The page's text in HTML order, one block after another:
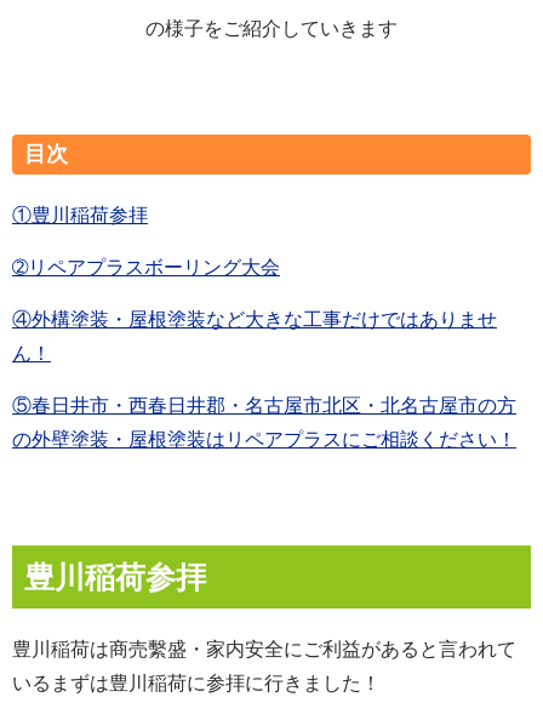
の様子をご紹介していきます
目次
①豊川稲荷参拝
➁リペアプラスボーリング大会
④外構塗装・屋根塗装など大きな工事だけではありませ
ん！
⑤春日井市・西春日井郡・名古屋市北区・北名古屋市の方
の外壁塗装・屋根塗装はリペアプラスにご相談ください！
豊川稲荷参拝
豊川稲荷は商売繫盛・家内安全にご利益があると言われて
いるまずは豊川稲荷に参拝に行きました！